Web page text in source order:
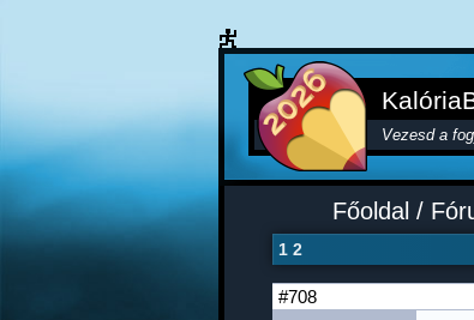
Vezesd a
Főoldal /
1 2
#708